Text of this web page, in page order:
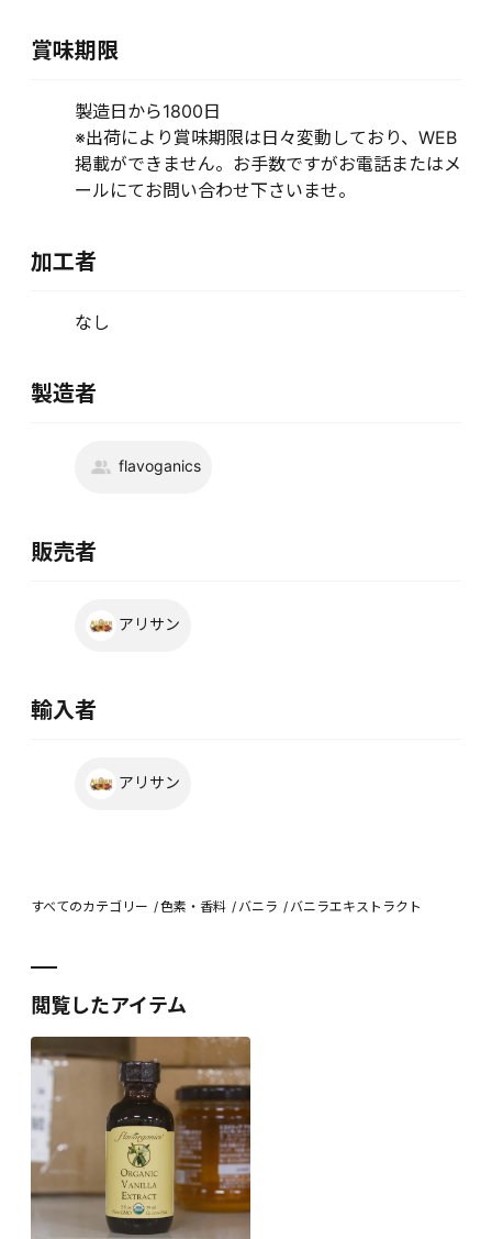
賞味期限
製造日から1800日
※出荷により賞味期限は日々変動しており、WEB
掲載ができません。お手数ですがお電話またはメ
ールにてお問い合わせ下さいませ。
加工者
なし
製造者
flavoganics
販売者
アリサン
輸入者
アリサン
すべてのカテゴリー 色素・香料 バニラ バニラエキストラクト
閲覧したアイテム